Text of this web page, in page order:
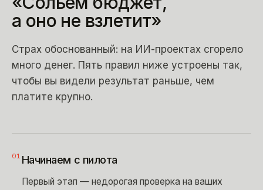
а оно не взлетит»
Страх обоснованный: на ИИ-проектах сгорело
много денег. Пять правил ниже устроены так,
чтобы вы видели результат раньше, чем
платите крупно.
01 Начинаем с пилота
Первый этап — недорогая проверка на ваших